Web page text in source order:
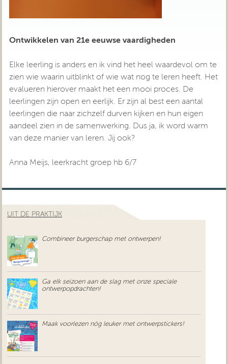
Ontwikkelen van 21e eeuwse vaardigheden
Elke leerling is anders en ik vind het heel waardevol om te
zien wie waarin uitblinkt of wie wat nog te leren heeft. Het
evalueren hierover maakt het een mooi proces. De
leerlingen zijn open en eerlijk. Er zijn al best een aantal
leerlingen die naar zichzelf durven kijken en hun eigen
aandeel zien in de samenwerking. Dus ja, ik word warm
van deze manier van leren. Jij ook?
Anna Meijs, leerkracht groep hb 6/7
UIT DE PRAKTIJK
Combineer burgerschap met ontwerpen!
Ga elk seizoen aan de slag met onze speciale
ontwerpopdrachten!
Maak voorlezen nóg leuker met ontwerpstickers!